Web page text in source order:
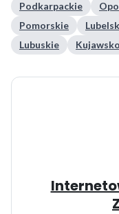
Podkarpackie
Pomorskie
Lubuskie